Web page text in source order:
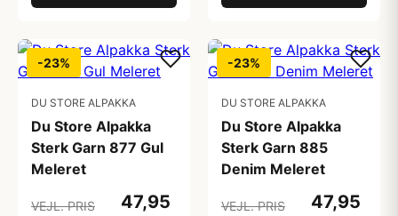
-23%
DU STORE ALPAKKA
Du Store Alpakka
Sterk Garn 877 Gul
Meleret
VEJL. PRIS
47,95
-23%
DU STORE ALPAKKA
Du Store Alpakka
Sterk Garn 885
Denim Meleret
VEJL. PRIS
47,95